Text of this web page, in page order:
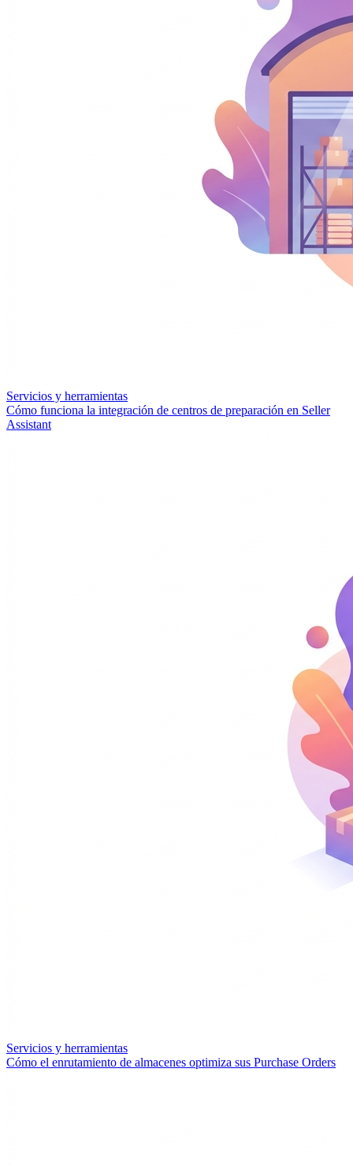
Servicios y herramientas
Cómo funciona la integración de centros de preparación en Seller
Assistant
Servicios y herramientas
Cómo el enrutamiento de almacenes optimiza sus Purchase Orders